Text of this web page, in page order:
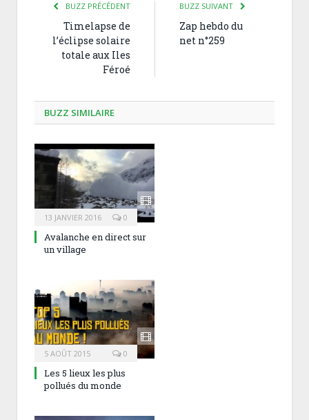
BUZZ PRÉCÉDENT
Timelapse de
l’éclipse solaire
totale aux Iles
Féroé
BUZZ SUIVANT
Zap hebdo du
net n°259
BUZZ SIMILAIRE
13 JANVIER 2016 0
Avalanche en direct sur
un village
5 AOÛT 2015 0
Les 5 lieux les plus
pollués du monde